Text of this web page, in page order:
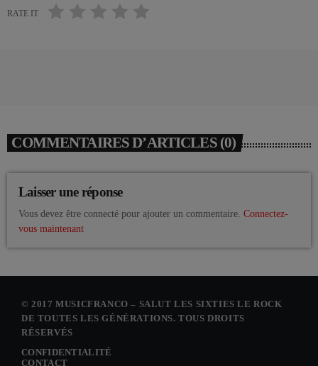
RATE IT
COMMENTAIRES D’ARTICLES (0)
Laisser une réponse
Vous devez être connecté pour ajouter un commentaire. Connectez-
vous maintenant
© 2017 MUSICFRANCO – SALUT LES SIXTIES LE ROCK
DE TOUTES LES GÉNÉRATIONS. TOUS DROITS
RÉSERVÉS
CONFIDENTIALITÉ
CONTACT